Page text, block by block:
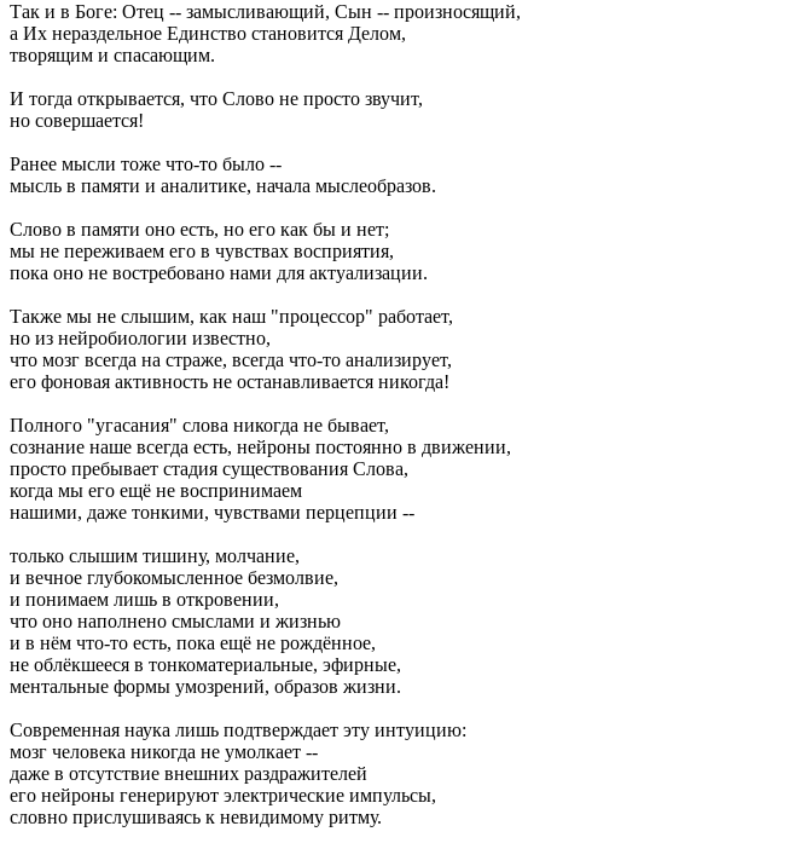
Так и в Боге: Отец -- замысливающий, Сын -- произносящий,
а Их нераздельное Единство становится Делом,
творящим и спасающим.
И тогда открывается, что Слово не просто звучит,
но совершается!
Ранее мысли тоже что-то было --
мысль в памяти и аналитике, начала мыслеобразов.
Слово в памяти оно есть, но его как бы и нет;
мы не переживаем его в чувствах восприятия,
пока оно не востребовано нами для актуализации.
Также мы не слышим, как наш "процессор" работает,
но из нейробиологии известно,
что мозг всегда на страже, всегда что-то анализирует,
его фоновая активность не останавливается никогда!
Полного "угасания" слова никогда не бывает,
сознание наше всегда есть, нейроны постоянно в движении,
просто пребывает стадия существования Слова,
когда мы его ещё не воспринимаем
нашими, даже тонкими, чувствами перцепции --
только слышим тишину, молчание,
и вечное глубокомысленное безмолвие,
и понимаем лишь в откровении,
что оно наполнено смыслами и жизнью
и в нём что-то есть, пока ещё не рождённое,
не облёкшееся в тонкоматериальные, эфирные,
ментальные формы умозрений, образов жизни.
Современная наука лишь подтверждает эту интуицию:
мозг человека никогда не умолкает --
даже в отсутствие внешних раздражителей
его нейроны генерируют электрические импульсы,
словно прислушиваясь к невидимому ритму.